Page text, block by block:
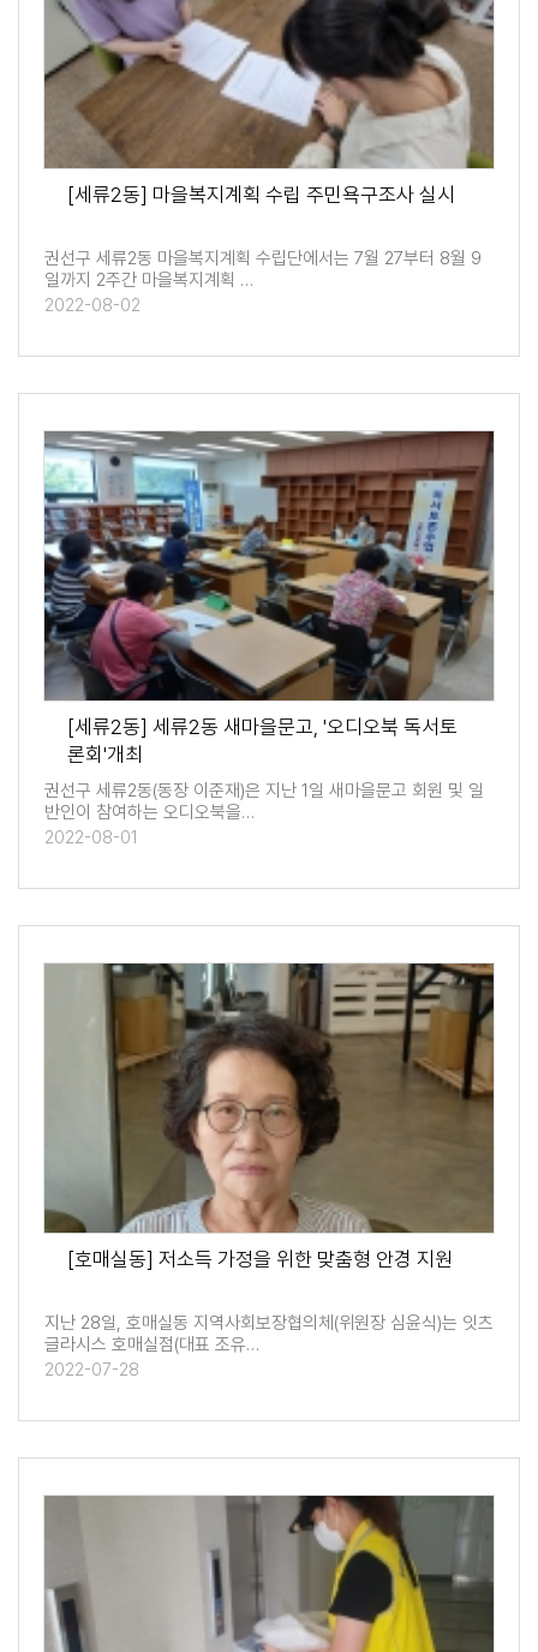
[세류2동] 마을복지계획 수립 주민욕구조사 실시
권선구 세류2동 마을복지계획 수립단에서는 7월 27부터 8월 9
일까지 2주간 마을복지계획 …
2022-08-02
[세류2동] 세류2동 새마을문고, '오디오북 독서토
론회'개최
권선구 세류2동(동장 이준재)은 지난 1일 새마을문고 회원 및 일
반인이 참여하는 오디오북을…
2022-08-01
[호매실동] 저소득 가정을 위한 맞춤형 안경 지원
지난 28일, 호매실동 지역사회보장협의체(위원장 심윤식)는 잇츠
글라시스 호매실점(대표 조유…
2022-07-28